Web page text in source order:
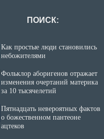
ПОИСК:
Как простые люди становились
небожителями
Фольклор аборигенов отражает
изменения очертаний материка
за 10 тысячелетий
Пятнадцать невероятных фактов
о божественном пантеоне
ацтеков